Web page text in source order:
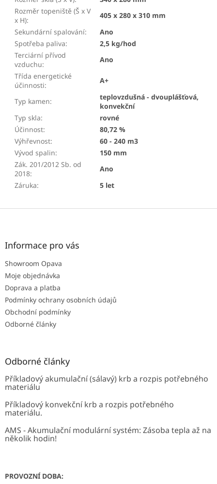
Rozměr topeniště (Š x V
x H):
405 x 280 x 310 mm
Sekundární spalování:
Ano
Spotřeba paliva:
2,5 kg/hod
Terciární přívod
vzduchu:
Ano
Třída energetické
účinnosti:
A+
Typ kamen:
teplovzdušná - dvouplášťová,
konvekční
Typ skla:
rovné
Účinnost:
80,72 %
Výhřevnost:
60 - 240 m3
Vývod spalin:
150 mm
Zák. 201/2012 Sb. od
2018:
Ano
Záruka: 5 let
Z
Informace pro vás
Showroom Opava
Moje objednávka
Doprava a platba
Podmínky ochrany osobních údajů
Obchodní podmínky
Odborné články
Odborné články
Příkladový akumulační (sálavý) krb a rozpis potřebného
materiálu
Příkladový konvekční krb a rozpis potřebného
materiálu.
AMS - Akumulační modulární systém: Zásoba tepla až na
několik hodin!
PROVOZNÍ DOBA: